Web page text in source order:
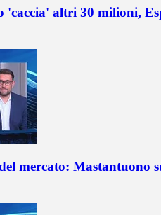
'caccia' altri 30 milioni,
mercato: Mastantuono